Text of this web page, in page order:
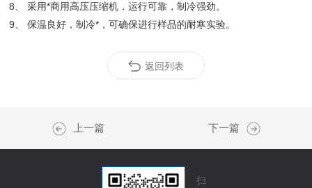
8、 采用*商用高压压缩机，运行可靠，制冷强劲。
9、 保温良好，制冷*，可确保进行样品的耐寒实验。
返回列表
上一篇 下一篇
扫